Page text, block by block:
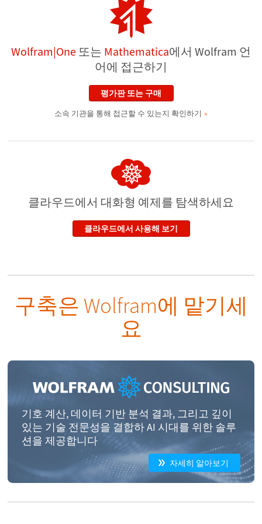
Wolfram|One 또는 Mathematica에서 Wolfram 언
어에 접근하기
평가판 또는 구매
소속 기관을 통해 접근할 수 있는지 확인하기
클라우드에서 대화형 예제를 탐색하세요
클라우드에서 사용해 보기
구축은 Wolfram에 맡기세
요
기호 계산, 데이터 기반 분석 결과, 그리고 깊이
있는 기술 전문성을 결합하 AI 시대를 위한 솔루
션을 제공합니다
자세히 알아보기